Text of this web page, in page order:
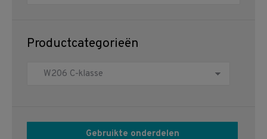
Productcategorieën
Gebruikte onderdelen